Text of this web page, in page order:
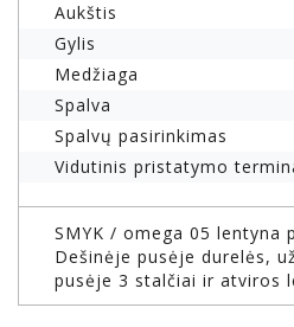
Aukštis
Gylis
Medžiaga
Spalva
Spalvų pasirinkimas
Vidutinis pristatymo
SMYK / omega 05 lentyna
Dešinėje pusėje durelės,
pusėje 3 stalčiai ir atviros